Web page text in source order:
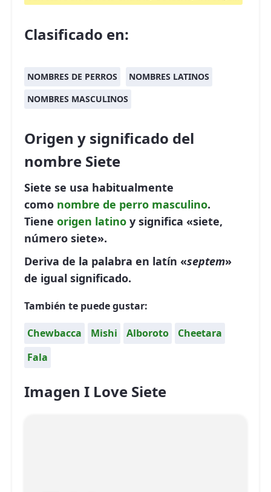
Clasificado en:
NOMBRES DE PERROS
NOMBRES LATINOS
NOMBRES MASCULINOS
Origen y significado del
nombre Siete
Siete se usa habitualmente
como nombre de perro masculino.
Tiene origen latino y significa «siete,
número siete».
Deriva de la palabra en latín «septem»
de igual significado.
También te puede gustar:
Chewbacca Mishi Alboroto
Cheetara
Fala
Imagen I Love Siete